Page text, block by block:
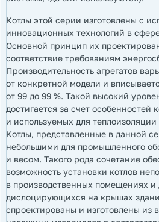
Котлы этой серии изготовлены с
инновационных технологий в
Основной принцип их
соответствие требованиям
Производительность агрегатов
от конкретной модели и
от 99 до 99 %. Такой высокий
достигается за счет особенностей
и используемых для
Котлы, представленные в данной
небольшими для промышленного
и весом. Такого рода сочетание
возможность установки котлов
в производственных помещениях и
дислоцирующихся на крышах
спроектированы и изготовлены из